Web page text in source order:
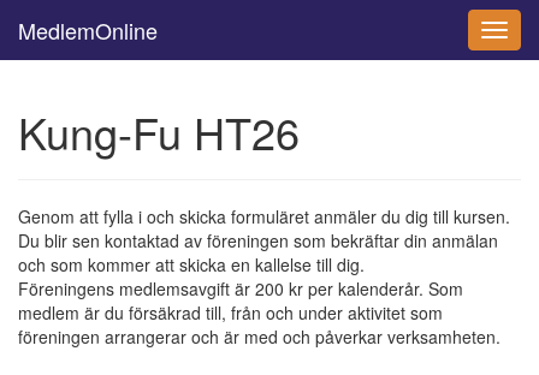
MedlemOnline
Kung-Fu HT26
Genom att fylla i och skicka formuläret anmäler du dig till kursen.
Du blir sen kontaktad av föreningen som bekräftar din anmälan
och som kommer att skicka en kallelse till dig.
Föreningens medlemsavgift är 200 kr per kalenderår. Som
medlem är du försäkrad till, från och under aktivitet som
föreningen arrangerar och är med och påverkar verksamheten.